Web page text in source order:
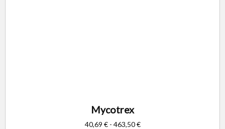
Mycotrex
40,69 € - 463,50€